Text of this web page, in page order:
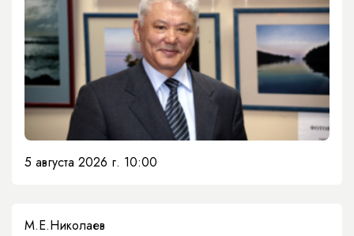
5 августа 2026 г. 10:00
М.Е.Николаев